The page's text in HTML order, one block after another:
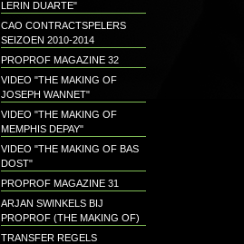
LERIN DUARTE"
CAO CONTRACTSPELERS
SEIZOEN 2010-2014
PROPROF MAGAZINE 32
VIDEO "THE MAKING OF
JOSEPH WANNET"
VIDEO "THE MAKING OF
MEMPHIS DEPAY"
VIDEO "THE MAKING OF BAS
DOST"
PROPROF MAGAZINE 31
ARJAN SWINKELS BIJ
PROPROF (THE MAKING OF)
TRANSFER REGELS